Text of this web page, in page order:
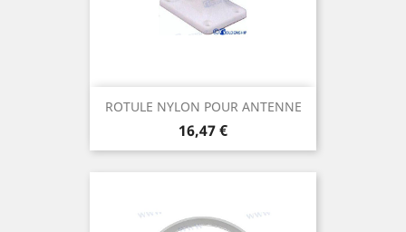
ROTULE NYLON POUR ANTENNE
Prix
16,47 €